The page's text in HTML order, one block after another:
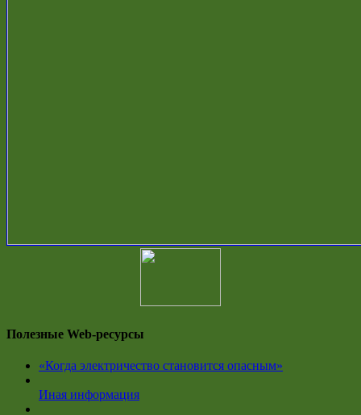
Полезные Web-ресурсы
«Когда электричество становится опасным»
Иная информация